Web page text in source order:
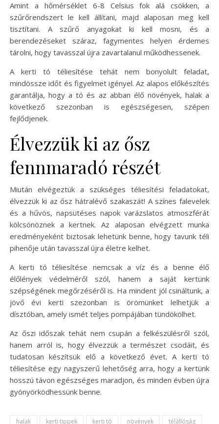
Amint a hőmérséklet 6-8 Celsius fok alá csökken, a
szűrőrendszert le kell állítani, majd alaposan meg kell
tisztítani. A szűrő anyagokat ki kell mosni, és a
berendezéseket száraz, fagymentes helyen érdemes
tárolni, hogy tavasszal újra zavartalanul működhessenek.
A kerti tó téliesítése tehát nem bonyolult feladat,
mindössze időt és figyelmet igényel. Az alapos előkészítés
garantálja, hogy a tó és az abban élő növények, halak a
következő szezonban is egészségesen, szépen
fejlődjenek.
Élvezzük ki az ősz
fennmaradó részét
Miután elvégeztük a szükséges téliesítési feladatokat,
élvezzük ki az ősz hátralévő szakaszát! A színes falevelek
és a hűvös, napsütéses napok varázslatos atmoszférát
kölcsönöznek a kertnek. Az alaposan elvégzett munka
eredményeként biztosak lehetünk benne, hogy tavunk téli
pihenője után tavasszal újra életre kelhet.
A kerti tó téliesítése nemcsak a víz és a benne élő
élőlények védelméről szól, hanem a saját kertünk
szépségének megőrzéséről is. Ha mindent jól csináltunk, a
jövő évi kerti szezonban is örömünket lelhetjük a
dísztóban, amely ismét teljes pompájában tündökölhet.
Az őszi időszak tehát nem csupán a felkészülésről szól,
hanem arról is, hogy élvezzük a természet csodáit, és
tudatosan készítsük elő a következő évet. A kerti tó
téliesítése egy nagyszerű lehetőség arra, hogy a kertünk
hosszú távon egészséges maradjon, és minden évben újra
gyönyörködhessünk benne.
halak kerti tippek kerti tó növények télállóság